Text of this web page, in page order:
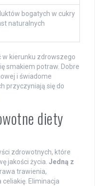
bogatych w cukry
naturalnych
w kierunku zdrowszego
smakiem potraw. Dobre
i świadome
przyczyniają się do
diety
zdrowotnych, które
jakości życia. Jedną z
trawienia,
Eliminacja